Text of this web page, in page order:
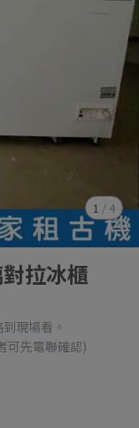
1 / 4
拉冰櫃
現場看。
可先電聯確認)